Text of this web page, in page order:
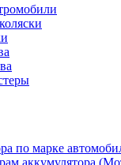
по марке
аккумулятора